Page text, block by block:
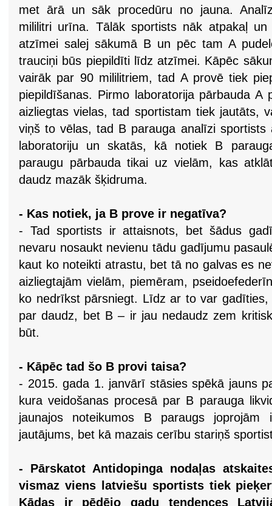
met ārā un sāk procedūru no jauna.
mililitri urīna. Tālāk sportists nāk atpakaļ
atzīmei salej sākumā B un pēc tam A
trauciņi būs piepildīti līdz atzīmei. Kāpēc
vairāk par 90 mililitriem, tad A provē tiek
piepildīšanas. Pirmo laboratorija pārbauda A
aizliegtas vielas, tad sportistam tiek jautāts,
viņš to vēlas, tad B parauga analīzi sportists
laboratoriju un skatās, kā notiek B
paraugu pārbauda tikai uz vielām, kas
daudz mazāk šķidruma.
- Kas notiek, ja B prove ir negatīva?
- Tad sportists ir attaisnots, bet šādus
nevaru nosaukt nevienu tādu gadījumu
kaut ko noteikti atrastu, bet tā no galvas es
aizliegtajām vielām, piemēram,
ko nedrīkst pārsniegt. Līdz ar to var
par daudz, bet B – ir jau nedaudz zem
būt.
- Kāpēc tad šo B provi taisa?
- 2015. gada 1. janvārī stāsies spēkā jauns
kura veidošanas procesā par B parauga
jaunajos noteikumos B paraugs
jautājums, bet kā mazais cerību stariņš
- Pārskatot Antidopinga nodaļas
vismaz viens latviešu sportists tiek
Kādas ir pēdējo gadu tendences